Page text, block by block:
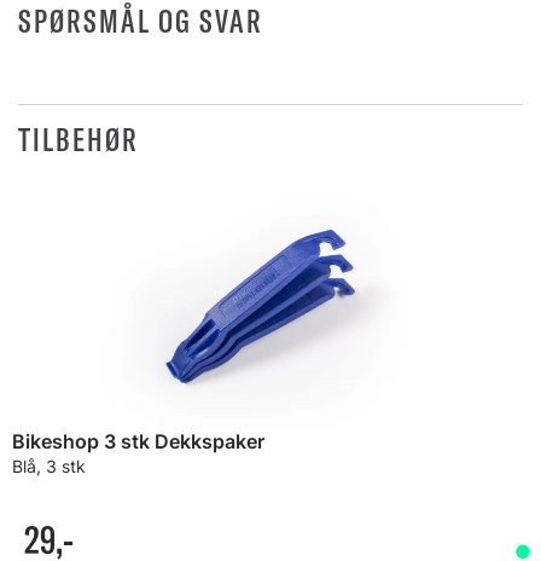
SPØRSMÅL OG SVAR
TILBEHØR
Bikeshop 3 stk Dekkspaker
Blå, 3 stk
29,-